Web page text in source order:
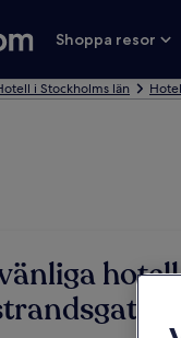
Shoppa resor
i Stockholms län
hotell